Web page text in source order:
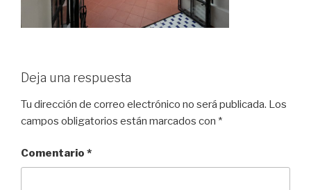
Deja una respuesta
Tu dirección de correo electrónico no será publicada. Los
campos obligatorios están marcados con *
Comentario *